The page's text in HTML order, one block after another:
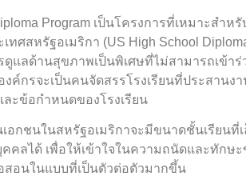
Program เป็นโครงการที่เหมาะส
ทศสหรัฐอเมริกา (US High School
ดูแลด้านสุขภาพเป็นพิเศษที่ไม่สามารถเข้า
งค์กรจะเป็นคนจัดสรรโรงเรียนที่ประสา
ะข้อกำหนดของโรงเรียน
อกชนในสหรัฐอเมริกาจะมีขนาดชั้นเรียนที่
คคลได้ เพื่อให้เข้าใจในความถนัดและทัก
สอนในแบบที่เป็นตัวต่อตัวมากขึ้น